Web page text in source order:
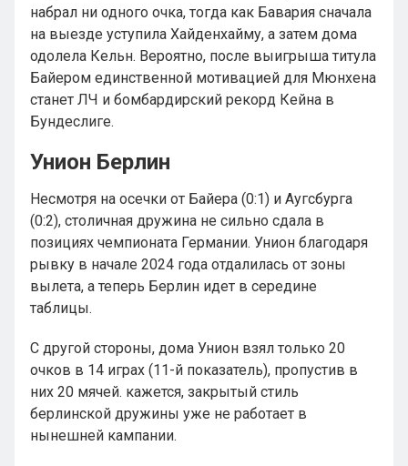
набрал ни одного очка, тогда как Бавария сначала
на выезде уступила Хайденхайму, а затем дома
одолела Кельн. Вероятно, после выигрыша титула
Байером единственной мотивацией для Мюнхена
станет ЛЧ и бомбардирский рекорд Кейна в
Бундеслиге.
Унион Берлин
Несмотря на осечки от Байера (0:1) и Аугсбурга
(0:2), столичная дружина не сильно сдала в
позициях чемпионата Германии. Унион благодаря
рывку в начале 2024 года отдалилась от зоны
вылета, а теперь Берлин идет в середине
таблицы.
С другой стороны, дома Унион взял только 20
очков в 14 играх (11-й показатель), пропустив в
них 20 мячей. кажется, закрытый стиль
берлинской дружины уже не работает в
нынешней кампании.